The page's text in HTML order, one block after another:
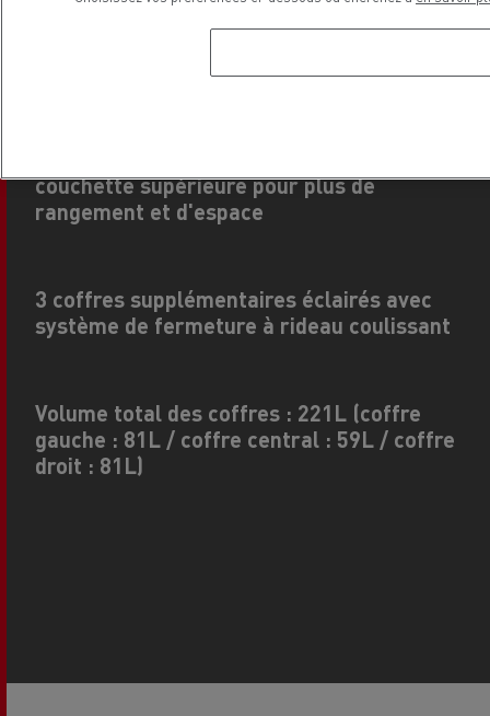
couchette supérieure pour plus de
rangement et d'espace
3 coffres supplémentaires éclairés avec
système de fermeture à rideau coulissant
Volume total des coffres : 221L (coffre
gauche : 81L / coffre central : 59L / coffre
droit : 81L)